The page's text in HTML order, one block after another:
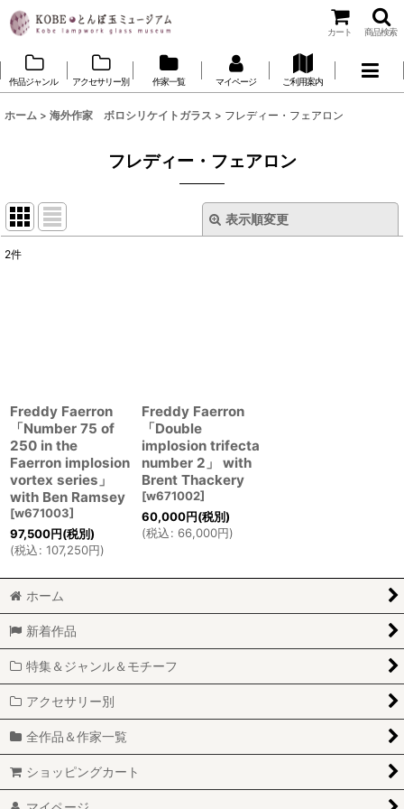
カート 商品検索
作品ジャンル アクセサリー別 作家一覧 マイページ ご利用案内
ホーム > 海外作家 ボロシリケイトガラス > フレディー・フェアロン
フレディー・フェアロン
表示順変更
2件
Freddy Faerron
「Number 75 of
250 in the
Faerron implosion
vortex series」
with Ben Ramsey
[w671003]
97,500円(税別)
(税込: 107,250円)
Freddy Faerron
「Double
implosion trifecta
number 2」 with
Brent Thackery
[w671002]
60,000円(税別)
(税込: 66,000円)
ホーム
新着作品
特集＆ジャンル＆モチーフ
アクセサリー別
全作品＆作家一覧
ショッピングカート